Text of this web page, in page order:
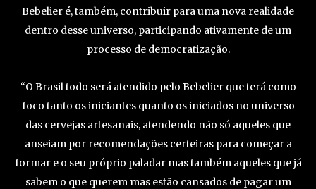
Bebelier é, também, contribuir para uma nova realidade
dentro desse universo, participando ativamente de um
processo de democratização.
“O Brasil todo será atendido pelo Bebelier que terá como
foco tanto os iniciantes quanto os iniciados no universo
das cervejas artesanais, atendendo não só aqueles que
anseiam por recomendações certeiras para começar a
formar e o seu próprio paladar mas também aqueles que já
sabem o que querem mas estão cansados de pagar um